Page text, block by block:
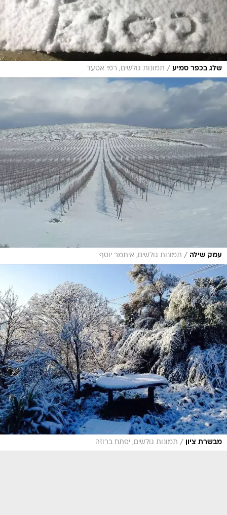
שלג בכפר סמיע / תמונות גולשים, רמי אסעד
עמק שילה / תמונות גולשים, איתמר יוסף
מבשרת ציון / תמונות גולשים, יפתח ברוזה